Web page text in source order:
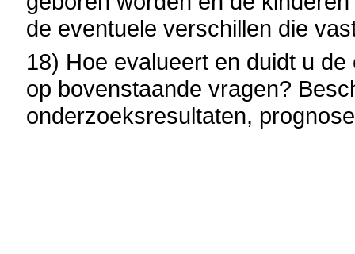
de eventuele verschillen die
18) Hoe evalueert en duidt u
op bovenstaande vragen?
onderzoeksresultaten,